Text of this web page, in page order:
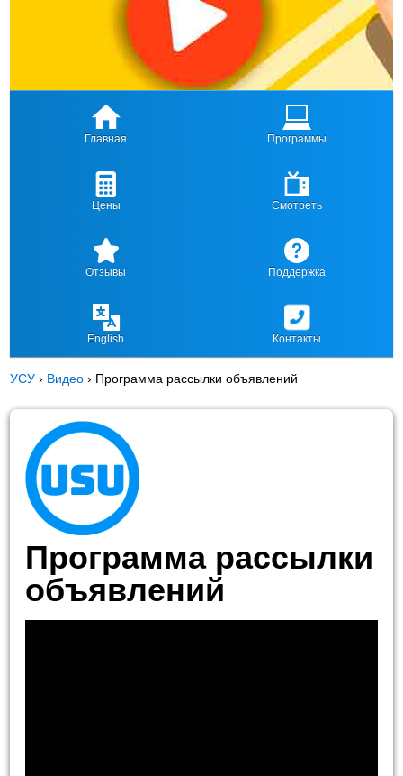
Главная Программы
Цены Смотреть
Отзывы Поддержка
English Контакты
УСУ › Видео › Программа рассылки объявлений
Программа рассылки
объявлений